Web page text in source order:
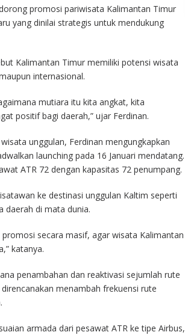
promosi pariwisata Kalimantan Timur
yang dinilai strategis untuk mendukung
Kalimantan Timur memiliki potensi wisata
internasional.
mutiara itu kita angkat, kita
positif bagi daerah,” ujar Ferdinan.
unggulan, Ferdinan mengungkapkan
launching pada 16 Januari mendatang.
ATR 72 dengan kapasitas 72 penumpang.
ke destinasi unggulan Kaltim seperti
daerah di mata dunia.
secara masif, agar wisata Kalimantan
katanya.
penambahan dan reaktivasi sejumlah rute
menambah frekuensi rute
armada dari pesawat ATR ke tipe Airbus,